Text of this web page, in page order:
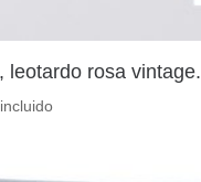
leotardo rosa vintage.